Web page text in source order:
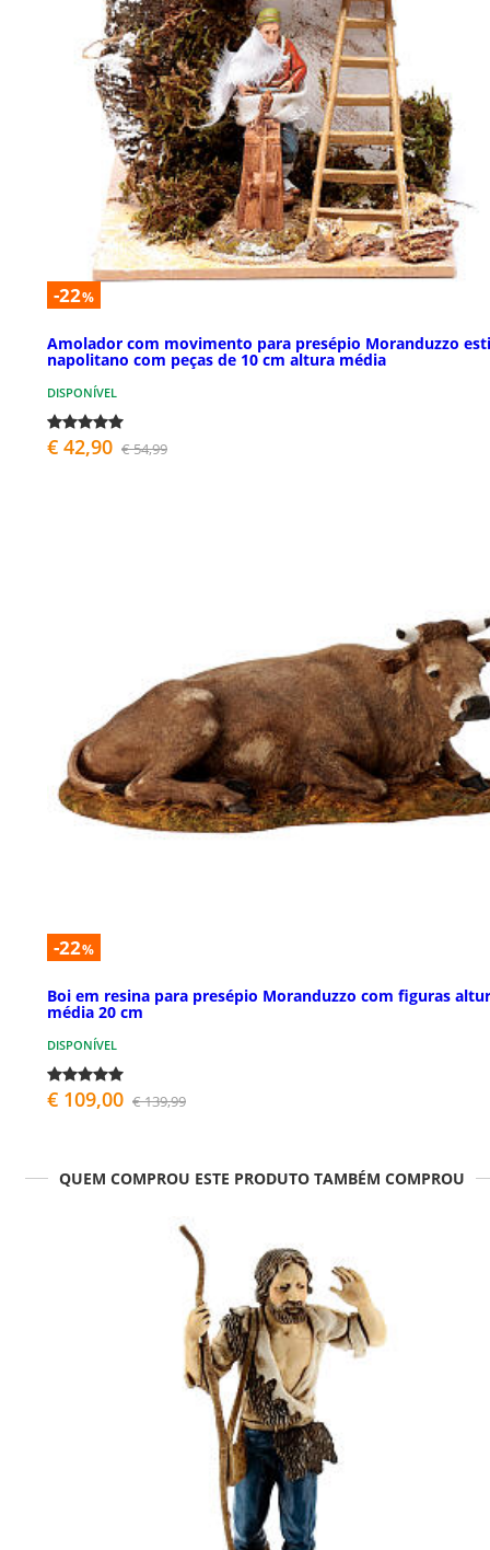
-22%
Amolador com movimento para presépio Moranduzzo
napolitano com peças de 10 cm altura média
DISPONÍVEL
€ 42,90 € 54,99
-22%
Boi em resina para presépio Moranduzzo com figuras
média 20 cm
DISPONÍVEL
€ 109,00 € 139,99
QUEM COMPROU ESTE PRODUTO TAMBÉM COMPROU